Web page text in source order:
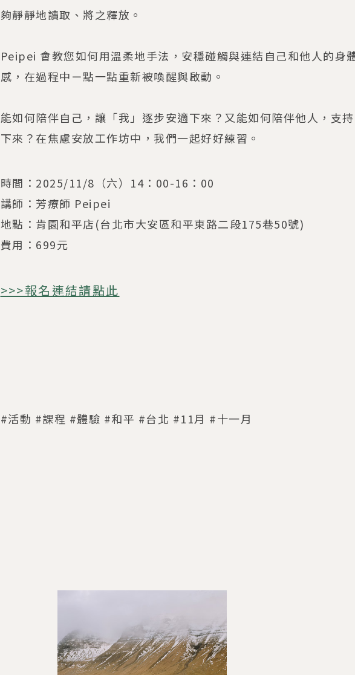
夠靜靜地讀取、將之釋放。
Peipei 會教您如何用溫柔地手法，安穩碰觸與連結自己和他人的身
感，在過程中ㄧ點一點重新被喚醒與啟動。
能如何陪伴自己，讓「我」逐步安適下來？又能如何陪伴他人，支
下來？在焦慮安放工作坊中，我們一起好好練習。
時間：2025/11/8（六）14：00-16：00
講師：芳療師 Peipei
地點：肯園和平店(台北市大安區和平東路二段175巷50號)
費用：699元
>>>報名連結請點此
#活動 #課程 #體驗 #和平 #台北 #11月 #十一月